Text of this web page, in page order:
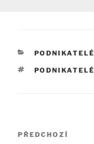
RUBRIKY
PODNIKATELÉ
ŠTÍTKY
PODNIKATELÉ
Navigace
Předchozí
PŘEDCHOZÍ